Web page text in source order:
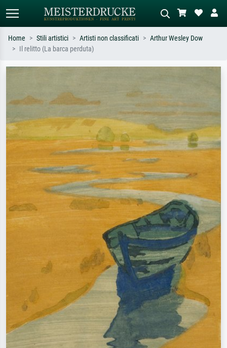
Impressionismo, onda di Hokusai,
nudo.
olio scuro, nudo in piedi vicino a un
albero.
Home Stili artistici Artisti non classificati
Arthur Wesley Dow
Il relitto (La barca perduta)